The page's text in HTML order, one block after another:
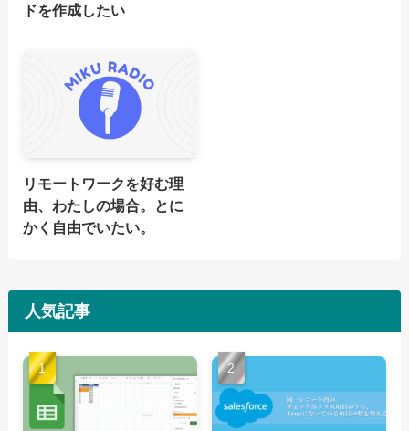
ドを作成したい
リモートワークを好む理
由、わたしの場合。とに
かく自由でいたい。
人気記事